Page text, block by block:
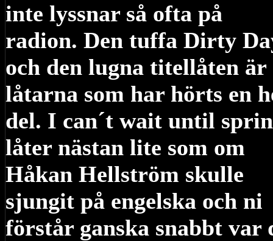
inte lyssnar så ofta på
radion. Den tuffa Dirty
och den lugna titellåten är
låtarna som har hörts en
del. I can´t wait until
låter nästan lite som om
Håkan Hellström skulle
sjungit på engelska och ni
förstår ganska snabbt var